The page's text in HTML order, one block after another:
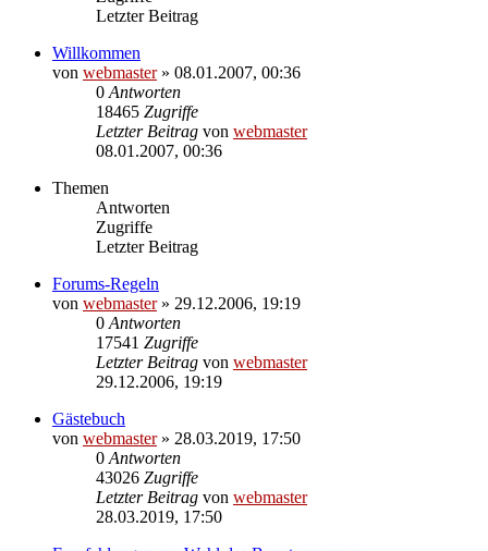
Letzter Beitrag
Willkommen
von webmaster» 08.01.2007, 00:36
0 Antworten
18465 Zugriffe
Letzter Beitrag von webmaster
08.01.2007, 00:36
Themen
Antworten
Zugriffe
Letzter Beitrag
Forums-Regeln
von webmaster» 29.12.2006, 19:19
0 Antworten
17541 Zugriffe
Letzter Beitrag von webmaster
29.12.2006, 19:19
Gästebuch
von webmaster» 28.03.2019, 17:50
0 Antworten
43026 Zugriffe
Letzter Beitrag von webmaster
28.03.2019, 17:50